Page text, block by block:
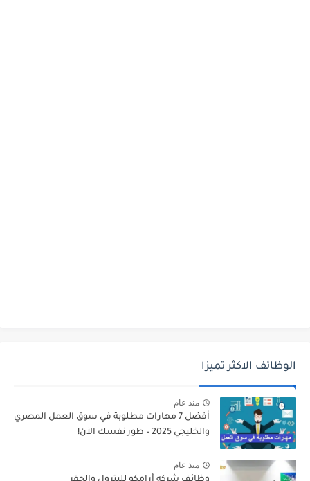
الوظائف الاكثر تميزا
منذ عام
أفضل 7 مهارات مطلوبة في سوق العمل المصري
والخليجي 2025 – طور نفسك الآن!
منذ عام